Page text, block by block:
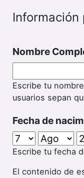
Información
Nombre
Escribe tu
usuarios sepan
Fecha de
Escribe tu fecha
El contenido de